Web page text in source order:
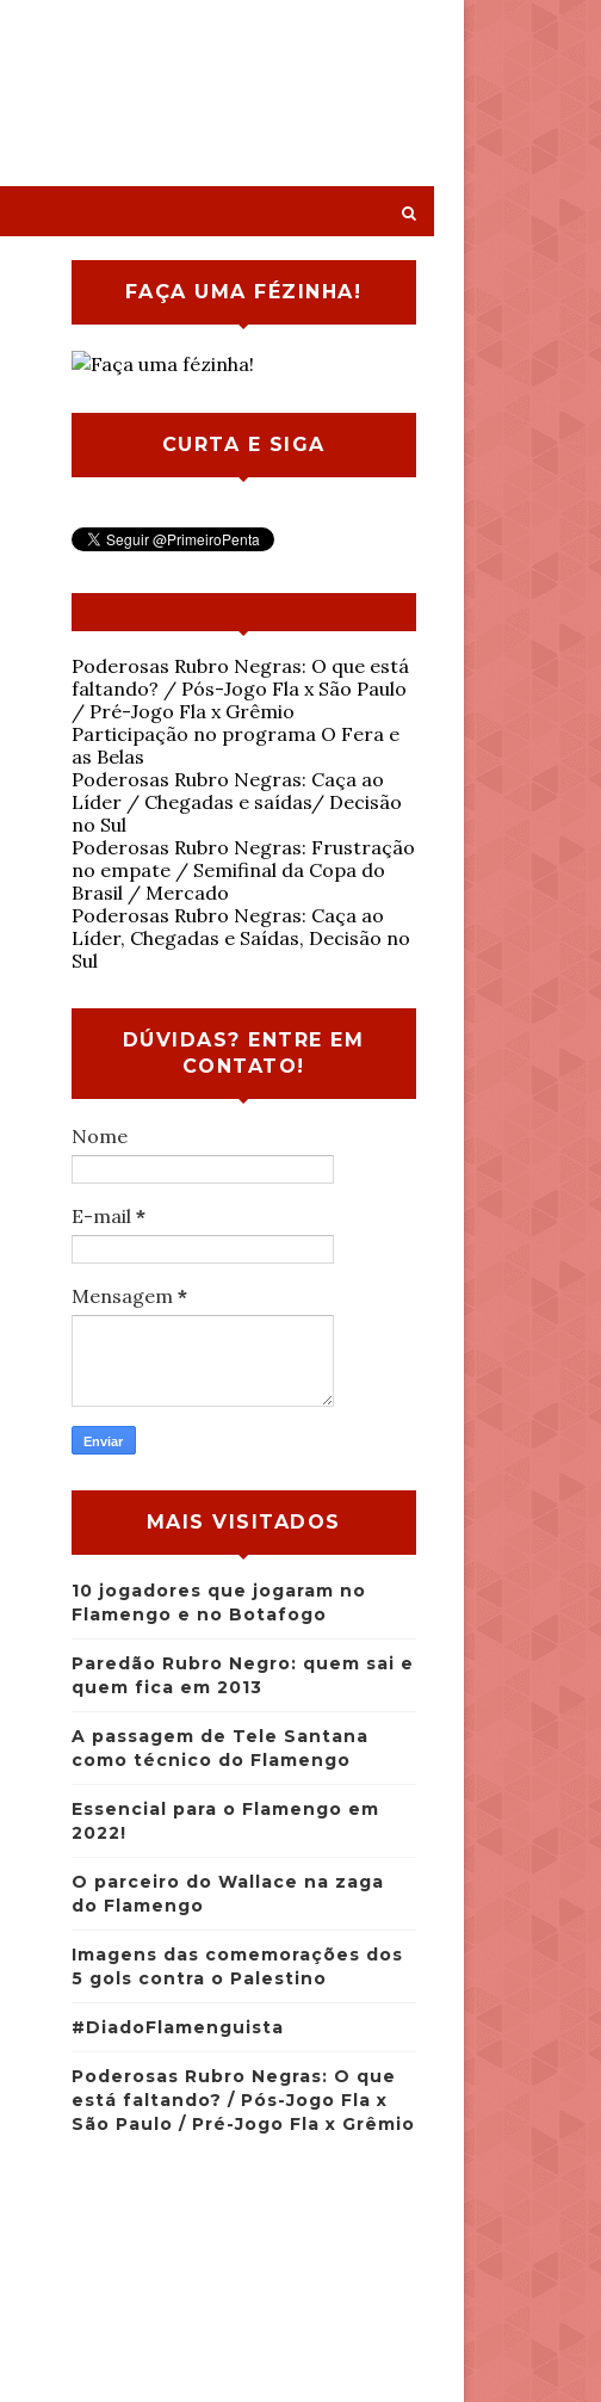
FAÇA UMA FÉZINHA!
CURTA E SIGA
Poderosas Rubro Negras: O que está
faltando? / Pós-Jogo Fla x São Paulo
/ Pré-Jogo Fla x Grêmio
Participação no programa O Fera e
as Belas
Poderosas Rubro Negras: Caça ao
Líder / Chegadas e saídas/ Decisão
no Sul
Poderosas Rubro Negras: Frustração
no empate / Semifinal da Copa do
Brasil / Mercado
Poderosas Rubro Negras: Caça ao
Líder, Chegadas e Saídas, Decisão no
Sul
DÚVIDAS? ENTRE EM
CONTATO!
Nome
E-mail *
Mensagem *
MAIS VISITADOS
10 jogadores que jogaram no
Flamengo e no Botafogo
Paredão Rubro Negro: quem sai e
quem fica em 2013
A passagem de Tele Santana
como técnico do Flamengo
Essencial para o Flamengo em
2022!
O parceiro do Wallace na zaga
do Flamengo
Imagens das comemorações dos
5 gols contra o Palestino
#DiadoFlamenguista
Poderosas Rubro Negras: O que
está faltando? / Pós-Jogo Fla x
São Paulo / Pré-Jogo Fla x Grêmio